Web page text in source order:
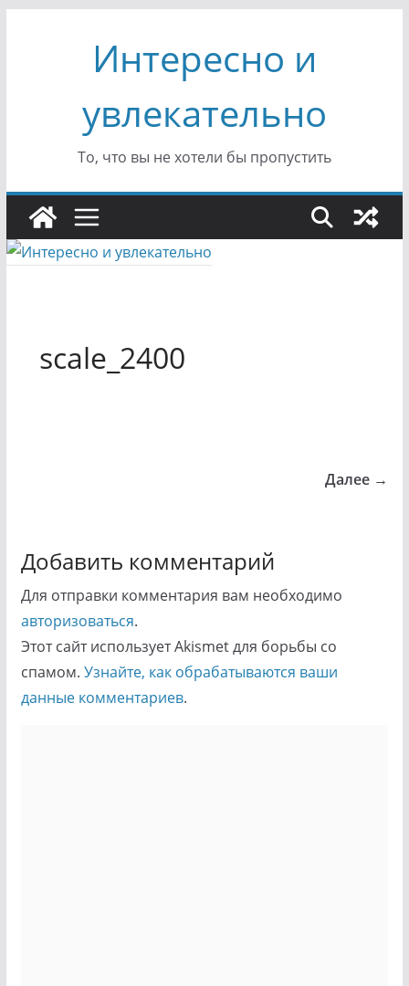
содержимомуИнтересно и
увлекательно
То, что вы не хотели бы пропустить
scale_2400
Далее →
Добавить комментарий
Для отправки комментария вам необходимо
авторизоваться.
Этот сайт использует Akismet для борьбы со
спамом. Узнайте, как обрабатываются ваши
данные комментариев.